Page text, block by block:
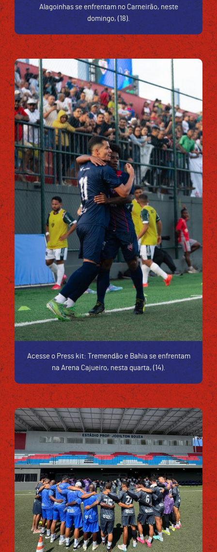
Alagoinhas se enfrentam no Carneirão, neste
domingo, (18).
Acesse o Press kit: Tremendão e Bahia se enfrentam
na Arena Cajueiro, nesta quarta, (14).